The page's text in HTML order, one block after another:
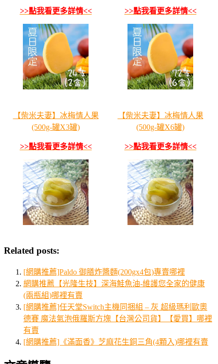
>>點我看更多詳情<< >>點我看更多詳情<<
【柴米夫妻】冰梅情人果
(500g-罐X3罐)
>>點我看更多詳情<<
【柴米夫妻】冰梅情人果
(500g-罐X6罐)
>>點我看更多詳情<<
Related posts:
[網購推薦]Paldo 御膳炸醬麵(200gx4包)專賣哪裡
網購推薦【光隆生技】深海鮭魚油-維護您全家的健康
(兩瓶組)哪裡有賣
[網購推薦]任天堂Switch主機同捆組 – 灰 超級瑪利歐奧
德賽 魔法氣泡俄羅斯方塊【台灣公司貨】【愛買】哪裡
有賣
[網購推薦]《滿面香》芝麻花生銅三角(4顆入)哪裡有賣